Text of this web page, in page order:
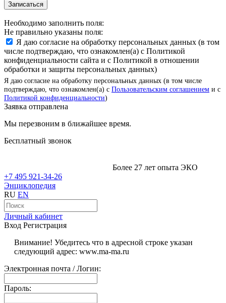
Записаться
Необходимо заполнить поля:
Не правильно указаны поля:
Я даю согласие на обработку персональных данных (в том
числе подтверждаю, что ознакомлен(а) с Политикой
конфиденциальности сайта и с Политикой в отношении
обработки и защиты персональных данных)
Я даю согласие на обработку персональных данных (в том числе
подтверждаю, что ознакомлен(а) с Пользовательским соглашением и с
Политикой конфиденциальности)
Заявка отправлена
Мы перезвоним в ближайшее время.
Бесплатный звонок
Более 27 лет опыта ЭКО
+7 495 921-34-26
Энциклопедия
RU EN
Личный кабинет
Вход Регистрация
Внимание! Убедитесь что в адресной строке указан
следующий адрес: www.ma-ma.ru
Электронная почта / Логин:
Пароль: